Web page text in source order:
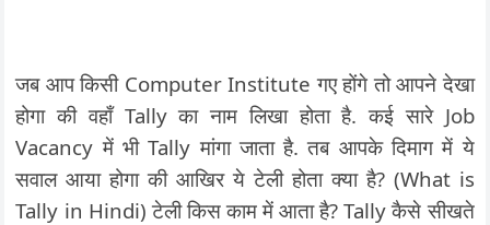
जब आप किसी Computer Institute गए होंगे तो आपने देखा
होगा की वहाँ Tally का नाम लिखा होता है. कई सारे Job
Vacancy में भी Tally मांगा जाता है. तब आपके दिमाग में ये
सवाल आया होगा की आखिर ये टेली होता क्या है? (What is
Tally in Hindi) टेली किस काम में आता है? Tally कैसे सीखते